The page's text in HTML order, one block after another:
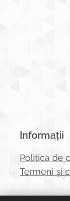
Informații
Politica de
Termeni și